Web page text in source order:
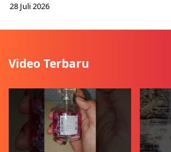
28 Juli 2026
Video Terbaru